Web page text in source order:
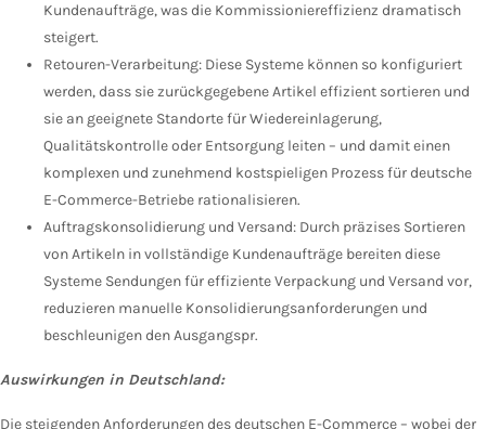
Kundenaufträge, was die Kommissioniereffizienz dramatisch
steigert.
Retouren-Verarbeitung: Diese Systeme können so konfiguriert
werden, dass sie zurückgegebene Artikel effizient sortieren und
sie an geeignete Standorte für Wiedereinlagerung,
Qualitätskontrolle oder Entsorgung leiten – und damit einen
komplexen und zunehmend kostspieligen Prozess für deutsche
E-Commerce-Betriebe rationalisieren.
Auftragskonsolidierung und Versand: Durch präzises Sortieren
von Artikeln in vollständige Kundenaufträge bereiten diese
Systeme Sendungen für effiziente Verpackung und Versand vor,
reduzieren manuelle Konsolidierungsanforderungen und
beschleunigen den Ausgangspr.
Auswirkungen in Deutschland:
Die steigenden Anforderungen des deutschen E-Commerce – wobei der